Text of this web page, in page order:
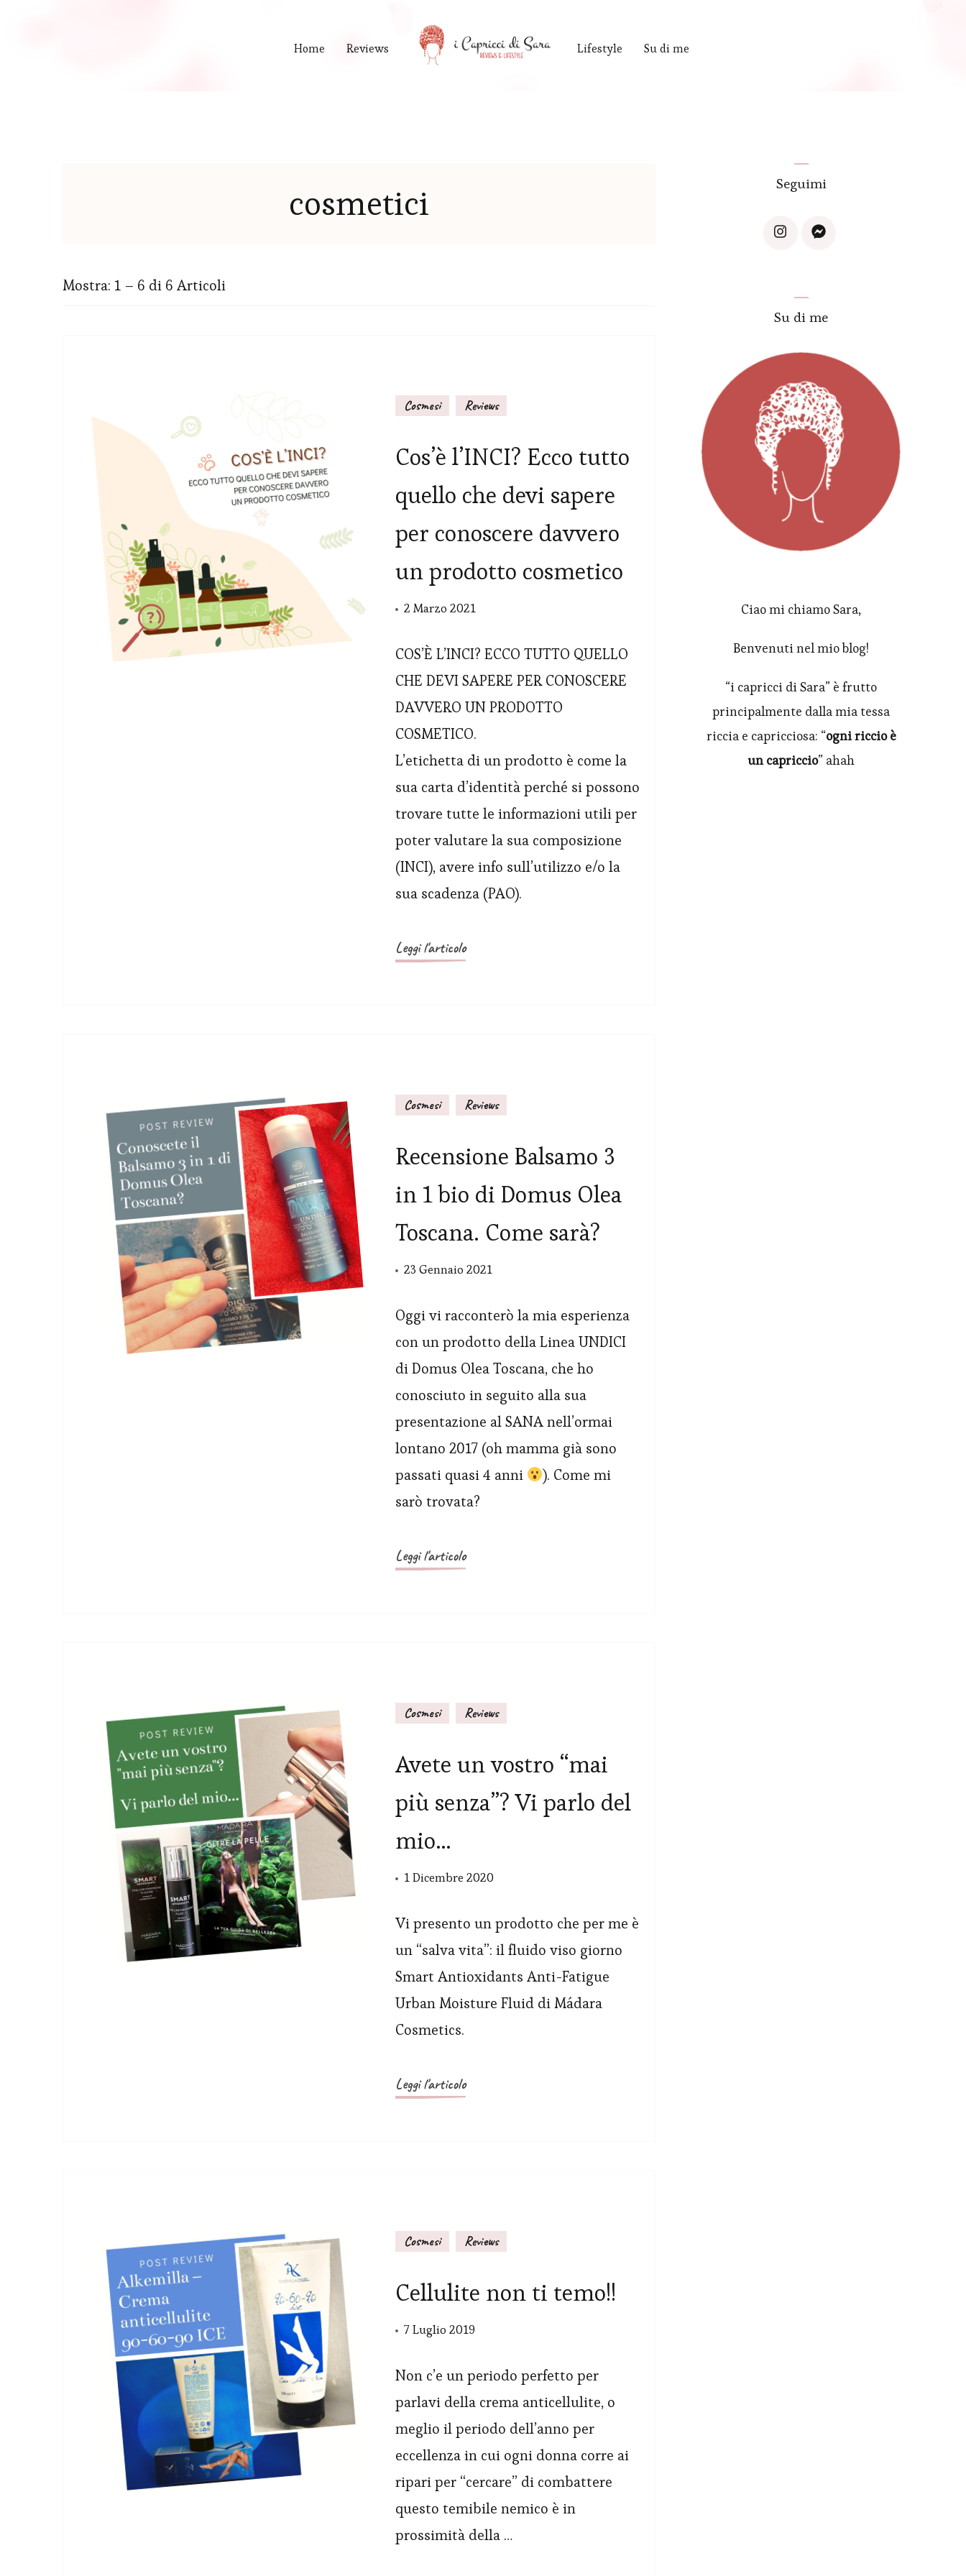
Home Reviews Lifestyle Su di me
cosmetici
Mostra: 1 – 6 di 6 Articoli
Cosmesi Reviews
Cos’è l’INCI? Ecco tutto
quello che devi sapere
per conoscere davvero
un prodotto cosmetico
2 Marzo 2021
COS’È L’INCI? ECCO TUTTO QUELLO
CHE DEVI SAPERE PER CONOSCERE
DAVVERO UN PRODOTTO
COSMETICO.
L’etichetta di un prodotto è come la
sua carta d’identità perché si possono
trovare tutte le informazioni utili per
poter valutare la sua composizione
(INCI), avere info sull’utilizzo e/o la
sua scadenza (PAO).
Leggi l'articolo
Cosmesi Reviews
Recensione Balsamo 3
in 1 bio di Domus Olea
Toscana. Come sarà?
23 Gennaio 2021
Oggi vi racconterò la mia esperienza
con un prodotto della Linea UNDICI
di Domus Olea Toscana, che ho
conosciuto in seguito alla sua
presentazione al SANA nell’ormai
lontano 2017 (oh mamma già sono
passati quasi 4 anni
). Come mi
sarò trovata?
Leggi l'articolo
Cosmesi Reviews
Avete un vostro “mai
più senza”? Vi parlo del
mio…
1 Dicembre 2020
Vi presento un prodotto che per me è
un “salva vita”: il fluido viso giorno
Smart Antioxidants Anti-Fatigue
Urban Moisture Fluid di Mádara
Cosmetics.
Leggi l'articolo
Cosmesi Reviews
Cellulite non ti temo!!
7 Luglio 2019
Non c’e un periodo perfetto per
parlavi della crema anticellulite, o
meglio il periodo dell’anno per
eccellenza in cui ogni donna corre ai
ripari per “cercare” di combattere
questo temibile nemico è in
prossimità della …
Seguimi
Su di me
Ciao mi chiamo Sara,
Benvenuti nel mio blog!
“i capricci di Sara” è frutto
principalmente dalla mia tessa
riccia e capricciosa: “ogni riccio è
un capriccio” ahah